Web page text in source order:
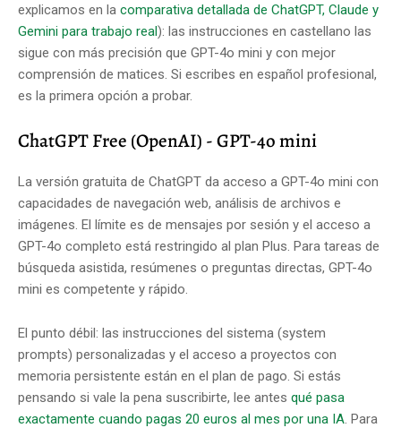
explicamos en la comparativa detallada de ChatGPT, Claude y
Gemini para trabajo real): las instrucciones en castellano las
sigue con más precisión que GPT-4o mini y con mejor
comprensión de matices. Si escribes en español profesional,
es la primera opción a probar.
ChatGPT Free (OpenAI) - GPT-4o mini
La versión gratuita de ChatGPT da acceso a GPT-4o mini con
capacidades de navegación web, análisis de archivos e
imágenes. El límite es de mensajes por sesión y el acceso a
GPT-4o completo está restringido al plan Plus. Para tareas de
búsqueda asistida, resúmenes o preguntas directas, GPT-4o
mini es competente y rápido.
El punto débil: las instrucciones del sistema (system
prompts) personalizadas y el acceso a proyectos con
memoria persistente están en el plan de pago. Si estás
pensando si vale la pena suscribirte, lee antes qué pasa
exactamente cuando pagas 20 euros al mes por una IA. Para